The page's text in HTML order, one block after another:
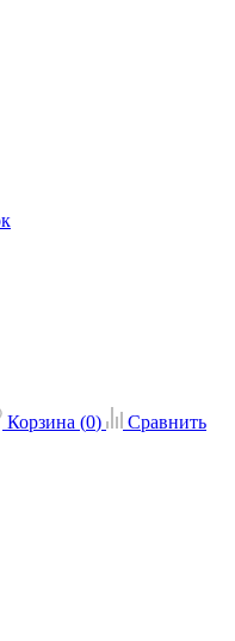
Корзина (0)
Сравнить